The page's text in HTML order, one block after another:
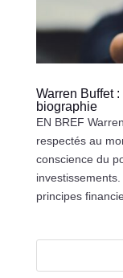
Warren Buffet
biographie
EN BREF
respectés au
conscience du
principes